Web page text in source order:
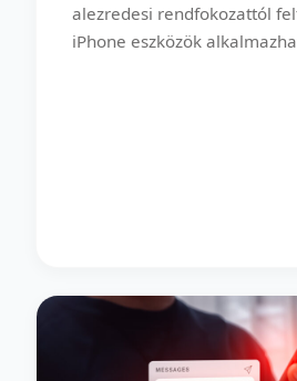
alezredesi rendfokozattól
iPhone eszközök